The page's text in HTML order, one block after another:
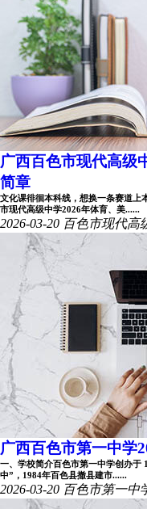
广西百色市现代高级
简章
文化课徘徊本科线，想换一条赛道上
市现代高级中学2026年体育、美......
2026-03-20 百色市现代高
广西百色市第一中学
一、学校简介百色市第一中学创办于
中”，1984年百色县撤县建市......
2026-03-20 百色市第一中